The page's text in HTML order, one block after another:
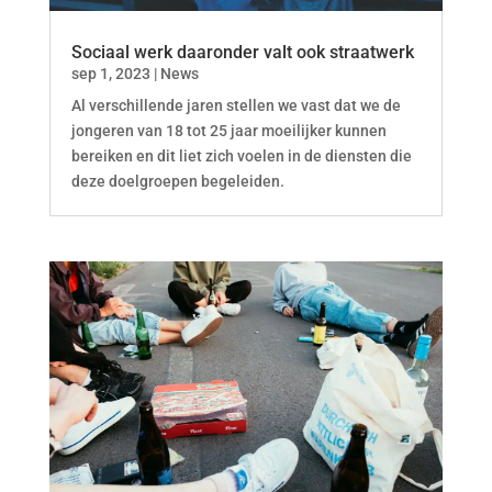
Sociaal werk daaronder valt ook straatwerk
sep 1, 2023 | News
Al verschillende jaren stellen we vast dat we de
jongeren van 18 tot 25 jaar moeilijker kunnen
bereiken en dit liet zich voelen in de diensten die
deze doelgroepen begeleiden.